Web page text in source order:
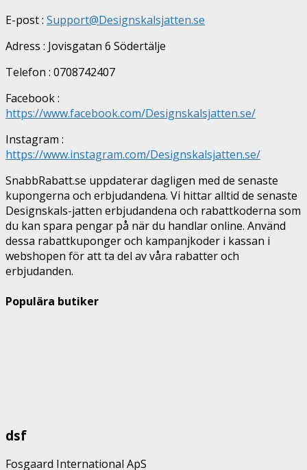
E-post : Support@Designskalsjatten.se
Adress : Jovisgatan 6 Södertälje
Telefon : 0708742407
Facebook :
https://www.facebook.com/Designskalsjatten.se/
Instagram :
https://www.instagram.com/Designskalsjatten.se/
SnabbRabatt.se uppdaterar dagligen med de senaste
kupongerna och erbjudandena. Vi hittar alltid de senaste
Designskals-jatten erbjudandena och rabattkoderna som
du kan spara pengar på när du handlar online. Använd
dessa rabattkuponger och kampanjkoder i kassan i
webshopen för att ta del av våra rabatter och
erbjudanden.
Populära butiker
dsf
Fosgaard International ApS